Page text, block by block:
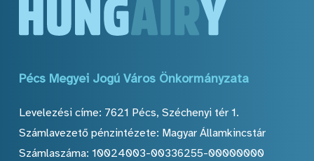
Pécs Megyei Jogú Város Önkormányzata
Levelezési címe: 7621 Pécs, Széchenyi tér 1.
Számlavezető pénzintézete: Magyar Államkincstár
Számlaszáma: 10024003-00336255-00000000